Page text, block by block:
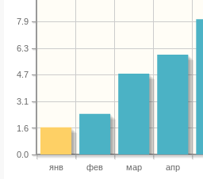
янв фев мар апр
0.0
1.6
3.1
4.7
6.3
7.9